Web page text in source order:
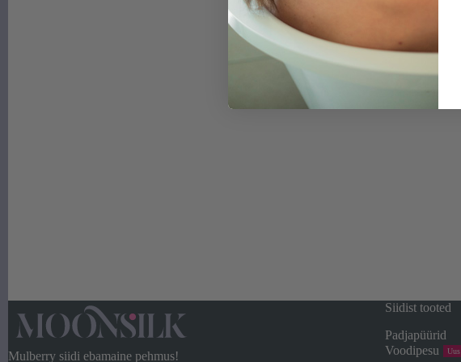
Mulberry siidi ebamaine pehmus!
Siidist tooted
Padjapüürid
Voodipesu
Uus